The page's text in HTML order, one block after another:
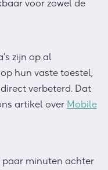
voor zowelde
zijn op al
hun vaste toestel,
verbeterd. Dat
artikel over Mobile
paar minuten achter